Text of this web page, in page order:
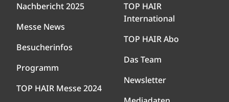
Nachbericht 2025
Messe News
Besucherinfos
Programm
TOP HAIR Messe 2024
TOP HAIR
International
TOP HAIR Abo
Das Team
Newsletter